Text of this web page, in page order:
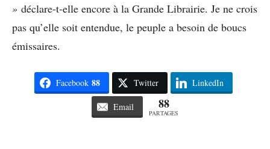
» déclare-t-elle encore à la Grande Librairie. Je ne crois
pas qu’elle soit entendue, le peuple a besoin de boucs
émissaires.
Facebook 88 Twitter LinkedIn
Email 88
PARTAGES